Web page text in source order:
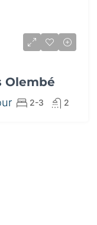
Olembé
2-3 2